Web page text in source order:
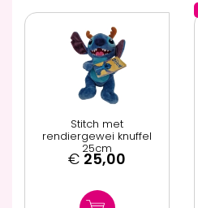
Stitch met
rendiergewei knuffel
25cm
€ 25,00